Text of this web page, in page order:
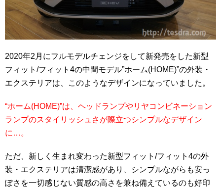
2020年2月にフルモデルチェンジをして新発売をした新型
フィット/フィット4の中間モデル”ホーム(HOME)”の外装・
エクステリアは、このようなデザインになっていました。
“ホーム(HOME)”は、ヘッドランプやリヤコンビネーション
ランプのスタイリッシュさが際立つシンプルなデザイン
に…。
ただ、新しく生まれ変わった新型フィット/フィット4の外
装・エクステリアは清潔感があり、シンプルながらも安っ
ぽさを一切感じない質感の高さを兼ね備えているのも好印